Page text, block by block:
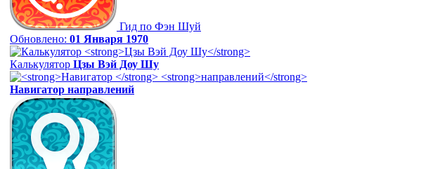
Гид по Фэн Шуй
Обновлено: 01 Января 1970
Калькулятор Цзы Вэй Доу Шу
Навигатор направлений